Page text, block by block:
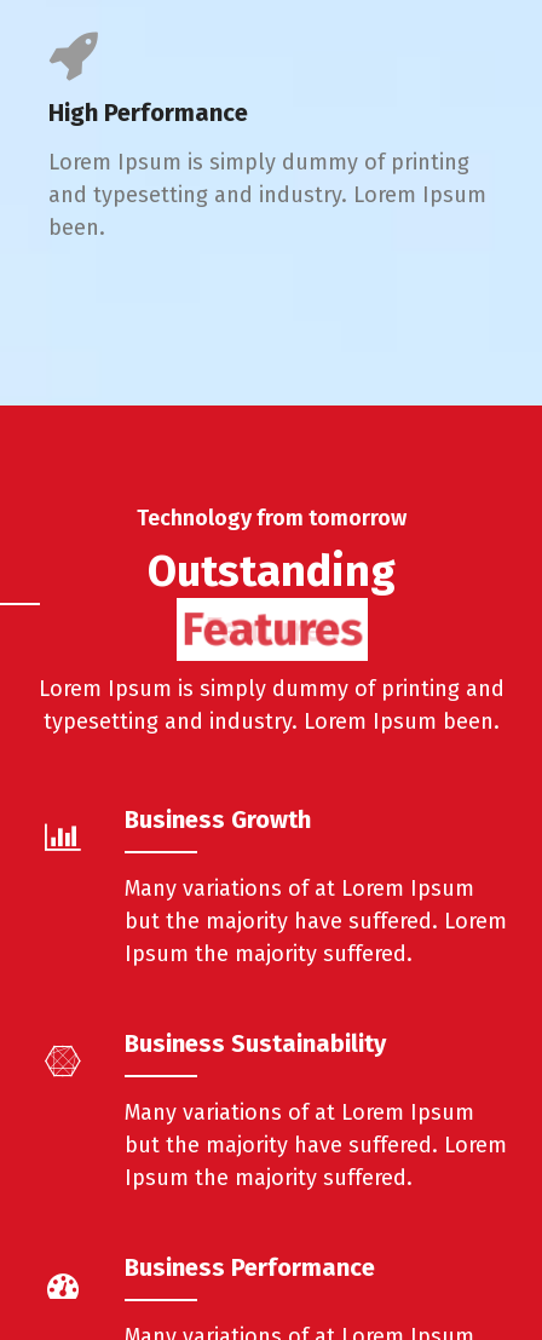
High Performance
Lorem Ipsum is simply dummy of printing
and typesetting and industry. Lorem Ipsum
been.
Technology from tomorrow
Outstanding
Features
Lorem Ipsum is simply dummy of printing and
typesetting and industry. Lorem Ipsum been.
Business Growth
Many variations of at Lorem Ipsum
but the majority have suffered. Lorem
Ipsum the majority suffered.
Business Sustainability
Many variations of at Lorem Ipsum
but the majority have suffered. Lorem
Ipsum the majority suffered.
Business Performance